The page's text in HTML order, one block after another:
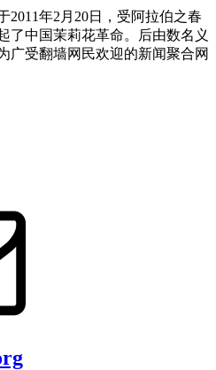
年2月20日，受阿拉伯之春
了中国茉莉花革命。后由数名义
广受翻墙网民欢迎的新闻聚合网